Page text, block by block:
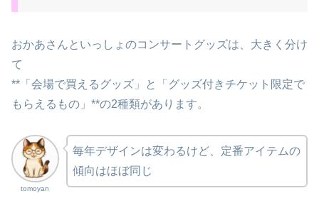
おかあさんといっしょのコンサートグッズは、大きく分け
て
**「会場で買えるグッズ」と「グッズ付きチケット限定で
もらえるもの」**の2種類があります。
tomoyan
毎年デザインは変わるけど、定番アイテムの
傾向はほぼ同じ